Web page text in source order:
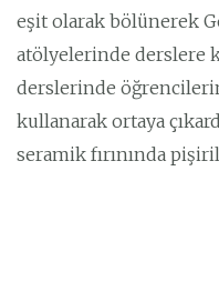
eşit olarak bölünerek
atölyelerinde derslere
derslerinde
kullanarak ortaya
seramik fırınında